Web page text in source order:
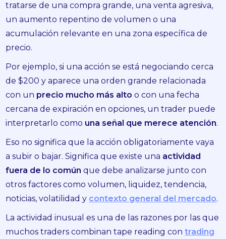
tratarse de una compra grande, una venta agresiva,
un aumento repentino de volumen o una
acumulación relevante en una zona específica de
precio.
Por ejemplo, si una acción se está negociando cerca
de $200 y aparece una orden grande relacionada
con un precio mucho más alto o con una fecha
cercana de expiración en opciones, un trader puede
interpretarlo como una señal que merece atención.
Eso no significa que la acción obligatoriamente vaya
a subir o bajar. Significa que existe una actividad
fuera de lo común que debe analizarse junto con
otros factores como volumen, liquidez, tendencia,
noticias, volatilidad y contexto general del mercado.
La actividad inusual es una de las razones por las que
muchos traders combinan tape reading contrading